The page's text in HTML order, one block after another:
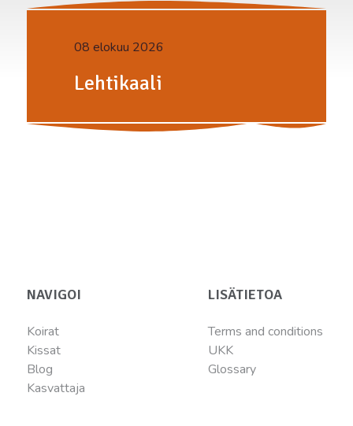
08 elokuu 2026
Lehtikaali
NAVIGOI
Koirat
Kissat
Blog
Kasvattaja
LISÄTIETOA
Terms and conditions
UKK
Glossary